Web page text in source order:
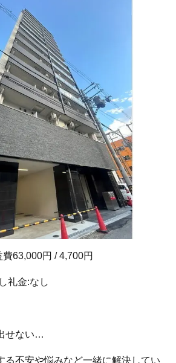
63,000円 / 4,700円
礼金:なし
せない…
る不安や悩みなど一緒に解決してい